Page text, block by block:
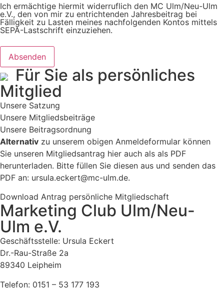
Ich ermächtige hiermit widerruflich den MC Ulm/Neu-Ulm
e.V., den von mir zu entrichtenden Jahresbeitrag bei
Fälligkeit zu Lasten meines nachfolgenden Kontos mittels
SEPA-Lastschrift einzuziehen.
Absenden
Für Sie als persönliches
Mitglied
Unsere Satzung
Unsere Mitgliedsbeiträge
Unsere Beitragsordnung
Alternativ zu unserem obigen Anmeldeformular können
Sie unseren Mitgliedsantrag hier auch als als PDF
herunterladen. Bitte füllen Sie diesen aus und senden das
PDF an: ursula.eckert@mc-ulm.de.
Download Antrag persönliche Mitgliedschaft
​Marketing Club Ulm/Neu-
Ulm e.V.
Geschäftsstelle: Ursula Eckert
Dr.-Rau-Straße 2a
89340 Leipheim
Telefon: 0151 – 53 177 193